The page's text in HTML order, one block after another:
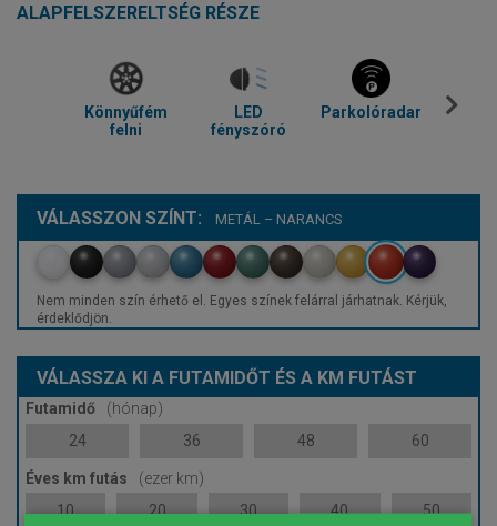
ALAPFELSZERELTSÉG RÉSZE
Könnyűfém
felni
LED
fényszóró
Parkolóradar
VÁLASSZON SZÍNT: METÁL – NARANCS
Nem minden szín érhető el. Egyes színek felárral járhatnak. Kérjük,
érdeklődjön.
VÁLASSZA KI A FUTAMIDŐT ÉS A KM FUTÁST
Futamidő
(hónap)
24
36 48 60
Éves km futás
(ezer km)
10
20 30 40 50